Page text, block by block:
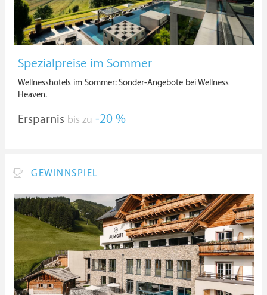
Spezialpreise im Sommer
Wellnesshotels im Sommer: Sonder-Angebote bei Wellness
Heaven.
Ersparnis bis zu -20 %
GEWINNSPIEL